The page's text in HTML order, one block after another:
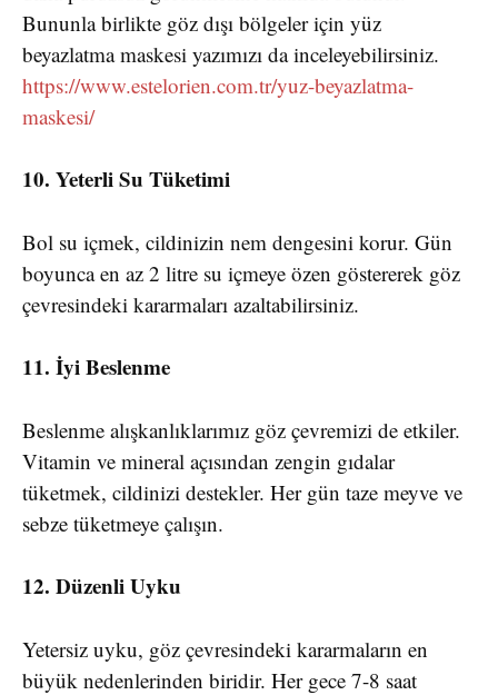
Bununla birlikte göz dışı bölgeler için yüz
beyazlatma maskesi yazımızı da inceleyebilirsiniz.
https://www.estelorien.com.tr/yuz-beyazlatma-
maskesi/
10. Yeterli Su Tüketimi
Bol su içmek, cildinizin nem dengesini korur. Gün
boyunca en az 2 litre su içmeye özen göstererek göz
çevresindeki kararmaları azaltabilirsiniz.
11. İyi Beslenme
Beslenme alışkanlıklarımız göz çevremizi de etkiler.
Vitamin ve mineral açısından zengin gıdalar
tüketmek, cildinizi destekler. Her gün taze meyve ve
sebze tüketmeye çalışın.
12. Düzenli Uyku
Yetersiz uyku, göz çevresindeki kararmaların en
büyük nedenlerinden biridir. Her gece 7-8 saat